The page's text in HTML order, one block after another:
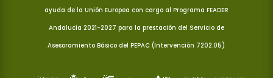
ayuda de la Unión Europea con cargo al Programa FEADER
Andalucía 2021-2027 para la prestación del Servicio de
Asesoramiento Básico del PEPAC (Intervención 7202.05)